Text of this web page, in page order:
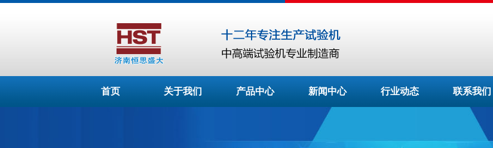
首页 关于我们 产品中心 新闻中心 行业动态 联系我们